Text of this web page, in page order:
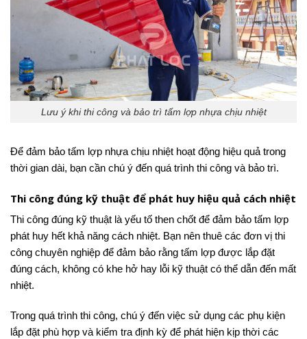
Lưu ý khi thi công và bảo trì tấm lợp nhựa chịu nhiệt
Để đảm bảo tấm lợp nhựa chịu nhiệt hoạt động hiệu quả trong
thời gian dài, bạn cần chú ý đến quá trình thi công và bảo trì.
Thi công đúng kỹ thuật để phát huy hiệu quả cách nhiệt
Thi công đúng kỹ thuật là yếu tố then chốt để đảm bảo tấm lợp
phát huy hết khả năng cách nhiệt. Bạn nên thuê các đơn vị thi
công chuyên nghiệp để đảm bảo rằng tấm lợp được lắp đặt
đúng cách, không có khe hở hay lỗi kỹ thuật có thể dẫn đến mất
nhiệt.
Trong quá trình thi công, chú ý đến việc sử dụng các phụ kiện
lắp đặt phù hợp và kiểm tra định kỳ để phát hiện kịp thời các